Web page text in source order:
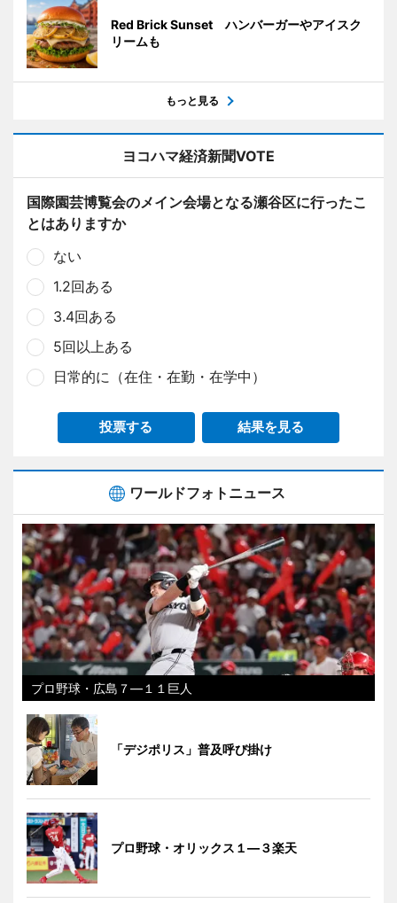
Red Brick Sunset ハンバーガーやアイスク
リームも
もっと見る
ヨコハマ経済新聞VOTE
国際園芸博覧会のメイン会場となる瀬谷区に行ったこ
とはありますか
ない
1.2回ある
3.4回ある
5回以上ある
日常的に（在住・在勤・在学中）
投票する 結果を見る
ワールドフォトニュース
プロ野球・広島７―１１巨人
「デジポリス」普及呼び掛け
プロ野球・オリックス１―３楽天